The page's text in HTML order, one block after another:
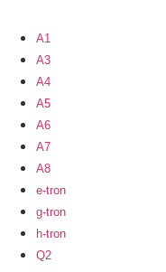
A1
A3
A4
A5
A6
A7
A8
e-tron
g-tron
h-tron
Q2